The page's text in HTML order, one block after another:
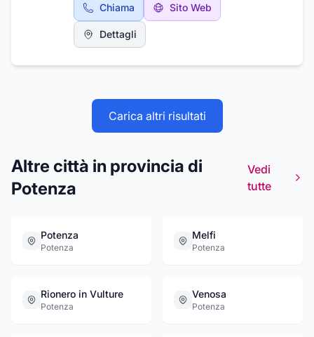
Chiama Sito Web
Dettagli
Carica altri risultati
Altre città in provincia di
Potenza
Vedi
tutte
Potenza
Potenza
Melfi
Potenza
Rionero in Vulture
Potenza
Venosa
Potenza